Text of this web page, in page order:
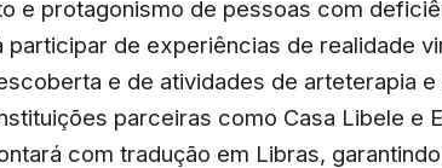
e protagonismo de pessoas com
participar de experiências de realidade
e de atividades de arteterapia
parceiras como Casa Libele e
com tradução em Libras,